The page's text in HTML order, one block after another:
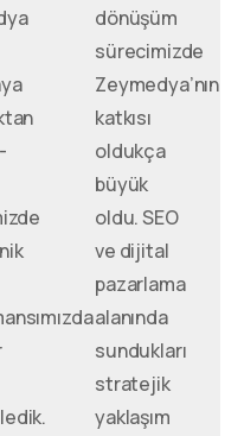
dönüşüm
sürecimizde
Zeymedya’nın
katkısı
oldukça
büyük
oldu. SEO
ve dijital
pazarlama
alanında
sundukları
stratejik
yaklaşım